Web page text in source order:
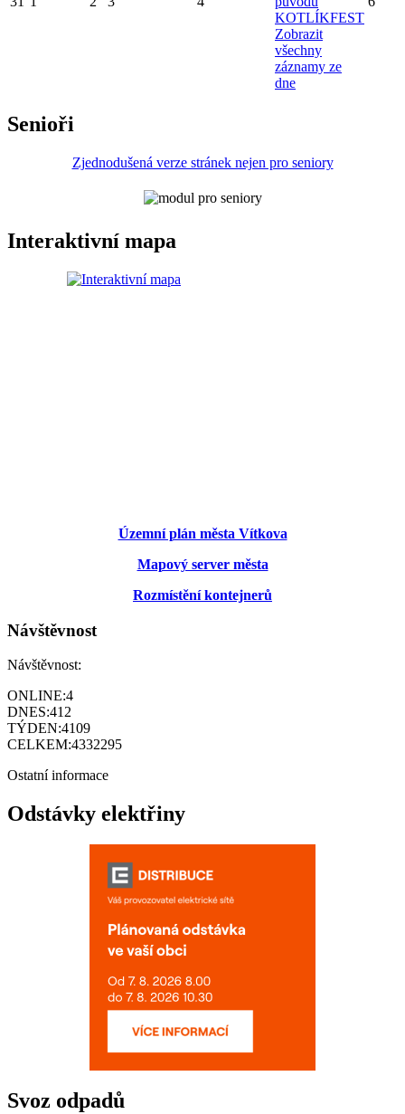
KOTLÍKFEST
Zobrazit
všechny
záznamy ze
dne
Senioři
Zjednodušená verze stránek nejen pro seniory
Interaktivní mapa
Územní plán města Vítkova
Mapový server města
Rozmístění kontejnerů
Návštěvnost
Návštěvnost:
ONLINE:4
DNES:412
TÝDEN:4109
CELKEM:4332295
Ostatní informace
Odstávky elektřiny
Svoz odpadů